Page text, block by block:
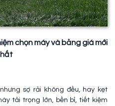
chọn máy và bảng giá mới
sợ rải không đều, hay kẹt
tải trọng lớn, bền bỉ, tiết kiệm